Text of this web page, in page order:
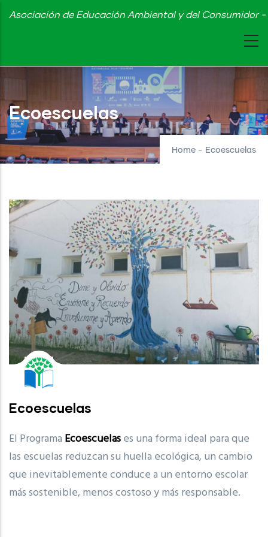
Skip
content
Asociación de Educación Ambiental y del Consumidor
Ecoescuelas
Home - Ecoescuelas
Ecoescuelas
El Programa Ecoescuelases una forma ideal para que
las escuelas reduzcan su huella ecológica, un cambio
que inevitablemente conduce a un entorno escolar
más sostenible, menos costoso y más responsable.